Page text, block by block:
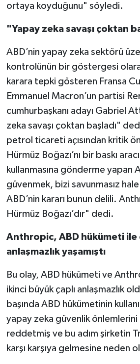
ortaya koyduğunu" söyledi.
"Yapay zeka savaşı çoktan
ABD’nin yapay zeka sektörü
kontrolünün bir göstergesi
karara tepki gösteren Fransa
Emmanuel Macron’un partisi
cumhurbaşkanı adayı Gabriel
zeka savaşı çoktan başladı"
petrol ticareti açısından kritik
Hürmüz Boğazı’nı bir baskı
kullanmasına gönderme yapan
güvenmek, bizi savunmasız
ABD’nin kararı bunun delili.
Hürmüz Boğazı’dır" dedi.
Anthropic, ABD hükümeti ile
anlaşmazlık yaşamıştı
Bu olay, ABD hükümeti ve
ikinci büyük çaplı anlaşmazlık
başında ABD hükümetinin
yapay zeka güvenlik
reddetmiş ve bu adım şirketin
karşı karşıya gelmesine neden